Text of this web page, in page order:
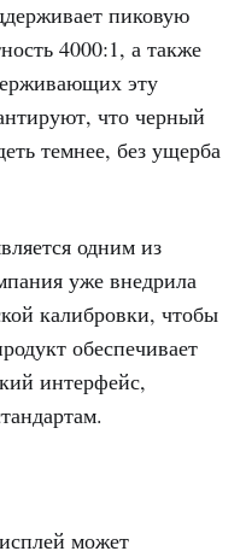
пиковую
4000:1, а также
эту
что черный
темнее, без ущерба
одним из
уже внедрила
калибровки, чтобы
обеспечивает
интерфейс,
может